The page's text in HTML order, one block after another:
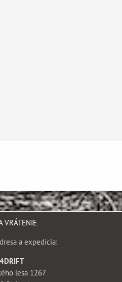
VRÁTENIE
a expedícia:
lesa 1267